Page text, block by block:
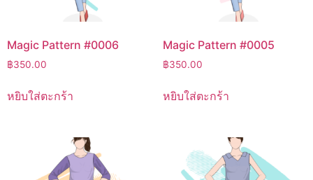
Magic Pattern #0006
฿350.00
หยิบใส่ตะกร้า
Magic Pattern #0005
฿350.00
หยิบใส่ตะกร้า